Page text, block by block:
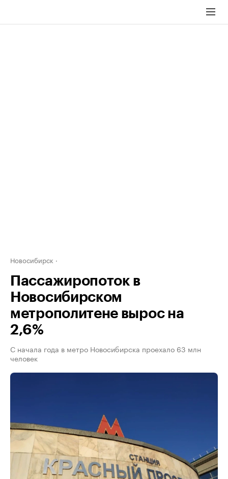
Новосибирск
Пассажиропоток в
Новосибирском
метрополитене вырос на
2,6%
С начала года в метро Новосибирска проехало 63 млн
человек